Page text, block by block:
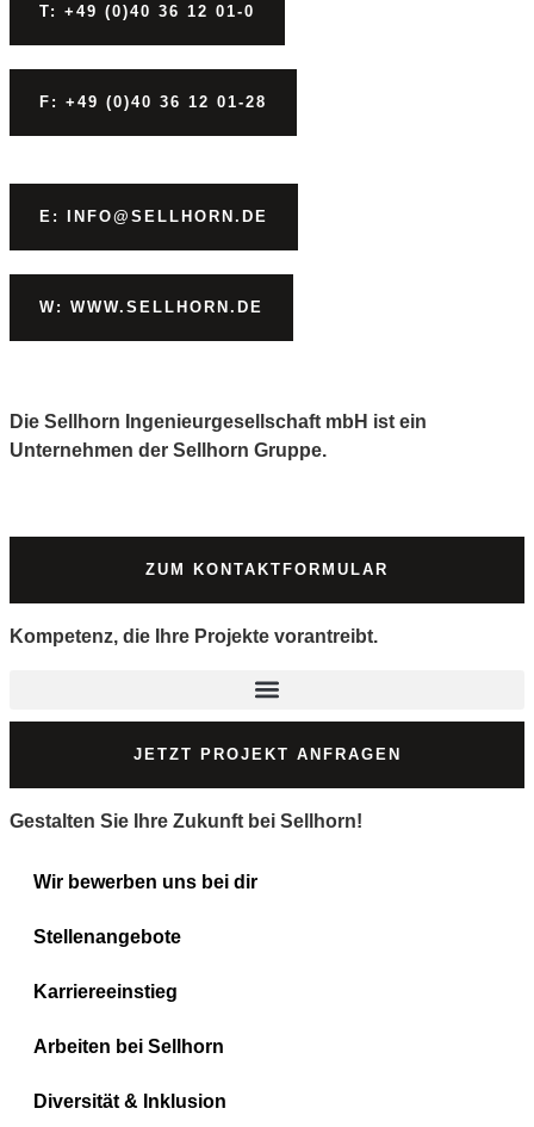
T: +49 (0)40 36 12 01-0
F: +49 (0)40 36 12 01-28
E: INFO@SELLHORN.DE
W: WWW.SELLHORN.DE
Die Sellhorn Ingenieurgesellschaft mbH ist ein
Unternehmen der Sellhorn Gruppe.
ZUM KONTAKTFORMULAR
Kompetenz, die Ihre Projekte vorantreibt.
JETZT PROJEKT ANFRAGEN
Gestalten Sie Ihre Zukunft bei Sellhorn!
Wir bewerben uns bei dir
Stellenangebote
Karriereeinstieg
Arbeiten bei Sellhorn
Diversität & Inklusion